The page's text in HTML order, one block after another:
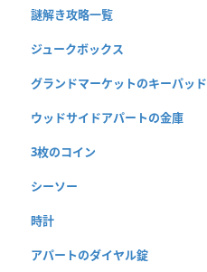
謎解き攻略一覧
ジュークボックス
グランドマーケットのキーパッド
ウッドサイドアパートの金庫
3枚のコイン
シーソー
時計
アパートのダイヤル錠